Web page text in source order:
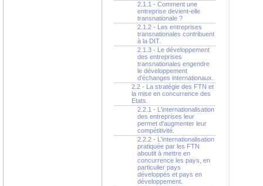
2.1.1 - Comment une
entreprise devient-elle
transnationale ?
2.1.2 - Les entreprises
transnationales contribuent
à la DIT.
2.1.3 - Le développement
des entreprises
transnationales engendre
le développement
d'échanges internationaux.
2.2 - La stratégie des FTN et
la mise en concurrence des
Etats.
2.2.1 - L'internationalisation
des entreprises leur
permet d'augmenter leur
compétitivité.
2.2.2 - L'internationalisation
pratiquée par les FTN
aboutit à mettre en
concurrence les pays, en
particulier pays
développés et pays en
développement.